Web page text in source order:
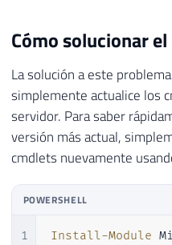
Cómo solucionar
La solución a este
simplemente actualice los
servidor. Para saber
versión más actual,
cmdlets nuevamente
POWERSHELL
1 Install-Module